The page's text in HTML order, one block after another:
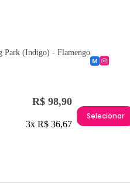
Park (Indigo) - Flamengo
R$ 98,90
3x R$ 36,67
Selecionar